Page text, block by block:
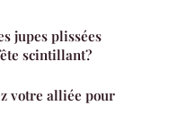
jupes plissées
scintillant?
votre alliée pour